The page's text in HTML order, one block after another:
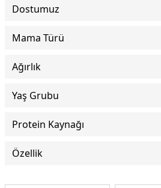
Dostumuz
Mama Türü
Ağırlık
Yaş Grubu
Protein Kaynağı
Özellik